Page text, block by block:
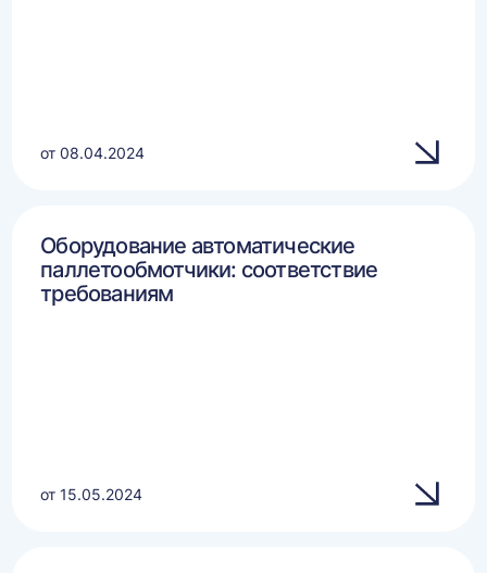
от 08.04.2024
Оборудование автоматические
паллетообмотчики: соответствие
требованиям
от 15.05.2024